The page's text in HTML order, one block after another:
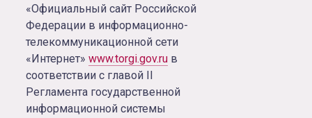
«Официальный сайт Российской
Федерации в информационно-
телекоммуникационной сети
«Интернет»www.torgi.gov.ru в
соответствии с главой II
Регламента государственной
информационной системы